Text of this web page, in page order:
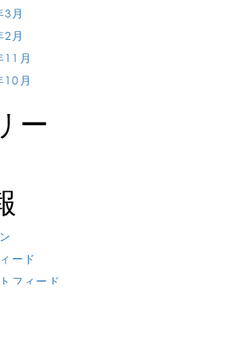
月
月
月
月
ー
ード
フィード